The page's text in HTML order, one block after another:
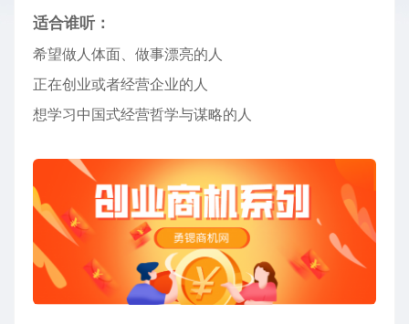
适合谁听：
希望做人体面、做事漂亮的人
正在创业或者经营企业的人
想学习中国式经营哲学与谋略的人